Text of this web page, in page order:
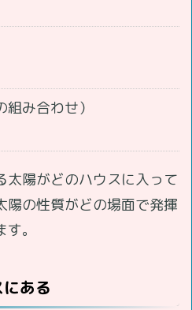
み合わせ）
太陽がどのハウスに入って
陽の性質がどの場面で発揮
。
ある